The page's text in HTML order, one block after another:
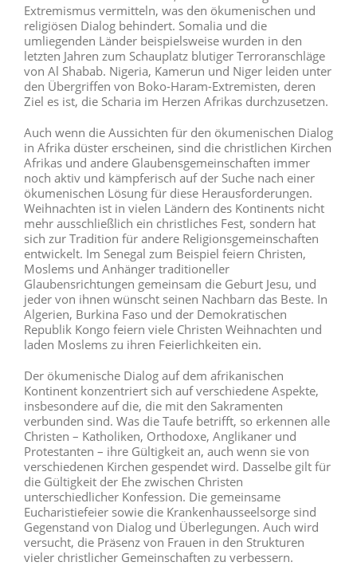
Extremismus vermitteln, was den ökumenischen und
religiösen Dialog behindert. Somalia und die
umliegenden Länder beispielsweise wurden in den
letzten Jahren zum Schauplatz blutiger Terroranschläge
von Al Shabab. Nigeria, Kamerun und Niger leiden unter
den Übergriffen von Boko-Haram-Extremisten, deren
Ziel es ist, die Scharia im Herzen Afrikas durchzusetzen.
Auch wenn die Aussichten für den ökumenischen Dialog
in Afrika düster erscheinen, sind die christlichen Kirchen
Afrikas und andere Glaubensgemeinschaften immer
noch aktiv und kämpferisch auf der Suche nach einer
ökumenischen Lösung für diese Herausforderungen.
Weihnachten ist in vielen Ländern des Kontinents nicht
mehr ausschließlich ein christliches Fest, sondern hat
sich zur Tradition für andere Religionsgemeinschaften
entwickelt. Im Senegal zum Beispiel feiern Christen,
Moslems und Anhänger traditioneller
Glaubensrichtungen gemeinsam die Geburt Jesu, und
jeder von ihnen wünscht seinen Nachbarn das Beste. In
Algerien, Burkina Faso und der Demokratischen
Republik Kongo feiern viele Christen Weihnachten und
laden Moslems zu ihren Feierlichkeiten ein.
Der ökumenische Dialog auf dem afrikanischen
Kontinent konzentriert sich auf verschiedene Aspekte,
insbesondere auf die, die mit den Sakramenten
verbunden sind. Was die Taufe betrifft, so erkennen alle
Christen – Katholiken, Orthodoxe, Anglikaner und
Protestanten – ihre Gültigkeit an, auch wenn sie von
verschiedenen Kirchen gespendet wird. Dasselbe gilt für
die Gültigkeit der Ehe zwischen Christen
unterschiedlicher Konfession. Die gemeinsame
Eucharistiefeier sowie die Krankenhausseelsorge sind
Gegenstand von Dialog und Überlegungen. Auch wird
versucht, die Präsenz von Frauen in den Strukturen
vieler christlicher Gemeinschaften zu verbessern.